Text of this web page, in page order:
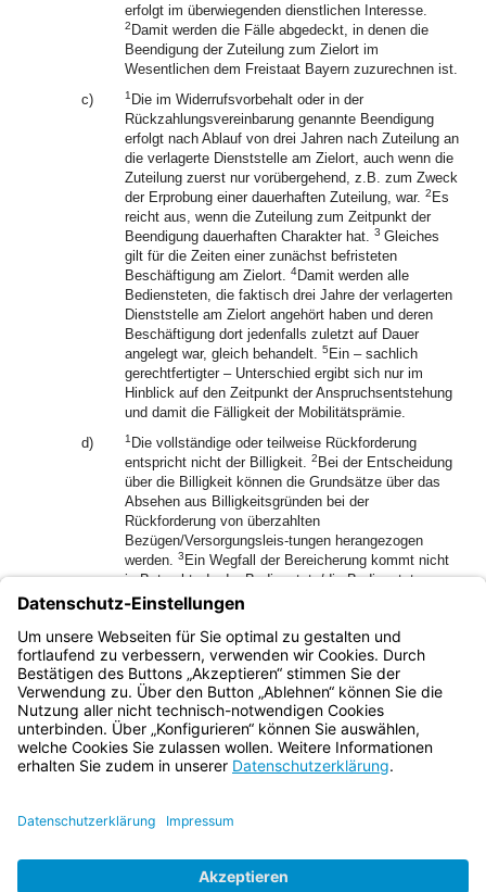
erfolgt im überwiegenden dienstlichen Interesse.
2 Damit werden die Fälle abgedeckt, in denen die
Beendigung der Zuteilung zum Zielort im
Wesentlichen dem Freistaat Bayern zuzurechnen ist.
c)
1 Die im Widerrufsvorbehalt oder in der
Rückzahlungsvereinbarung genannte Beendigung
erfolgt nach Ablauf von drei Jahren nach Zuteilung an
die verlagerte Dienststelle am Zielort, auch wenn die
Zuteilung zuerst nur vorübergehend, z.B. zum Zweck
der Erprobung einer dauerhaften Zuteilung, war. 2 Es
reicht aus, wenn die Zuteilung zum Zeitpunkt der
Beendigung dauerhaften Charakter hat. 3 Gleiches
gilt für die Zeiten einer zunächst befristeten
Beschäftigung am Zielort. 4Damit werden alle
Bediensteten, die faktisch drei Jahre der verlagerten
Dienststelle am Zielort angehört haben und deren
Beschäftigung dort jedenfalls zuletzt auf Dauer
angelegt war, gleich behandelt. 5 Ein – sachlich
gerechtfertigter – Unterschied ergibt sich nur im
Hinblick auf den Zeitpunkt der Anspruchsentstehung
und damit die Fälligkeit der Mobilitätsprämie.
d)
1 Die vollständige oder teilweise Rückforderung
entspricht nicht der Billigkeit. 2 Bei der Entscheidung
über die Billigkeit können die Grundsätze über das
Absehen aus Billigkeitsgründen bei der
Rückforderung von überzahlten
Bezügen/Versorgungsleis-tungen herangezogen
werden. 3 Ein Wegfall der Bereicherung kommt nicht
in Betracht, da der Bedienstete/die Bedienstete
aufgrund des Widerrufsvorbehalts/der
Rückzahlungsvereinbarung in jedem Fall bösgläubig
ist.
Bayern.de
BayernPortal
Impressum